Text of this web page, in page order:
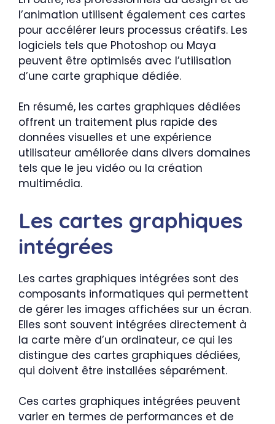
l’animation utilisent également ces cartes
pour accélérer leurs processus créatifs. Les
logiciels tels que Photoshop ou Maya
peuvent être optimisés avec l’utilisation
d’une carte graphique dédiée.
En résumé, les cartes graphiques dédiées
offrent un traitement plus rapide des
données visuelles et une expérience
utilisateur améliorée dans divers domaines
tels que le jeu vidéo ou la création
multimédia.
Les cartes graphiques
intégrées
Les cartes graphiques intégrées sont des
composants informatiques qui permettent
de gérer les images affichées sur un écran.
Elles sont souvent intégrées directement à
la carte mère d’un ordinateur, ce qui les
distingue des cartes graphiques dédiées,
qui doivent être installées séparément.
Ces cartes graphiques intégrées peuvent
varier en termes de performances et de